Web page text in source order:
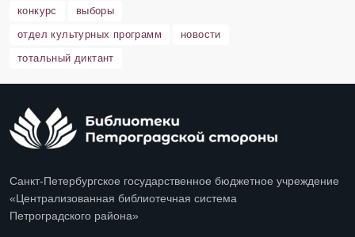
конкурс
выборы
отдел культурных программ
новости
тотальный диктант
Санкт-Петербургское государственное бюджетное учреждение
«Централизованная библиотечная система
Петроградского района»